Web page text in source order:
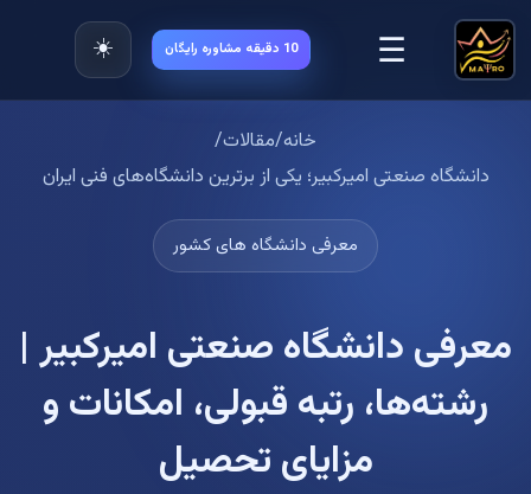
☰
☀️ 10 دقیقه مشاوره رایگان
خانه/مقالات/
دانشگاه صنعتی امیرکبیر؛ یکی از برترین دانشگاه‌های فنی ایران
معرفی دانشگاه های کشور
معرفی دانشگاه صنعتی امیرکبیر |
رشته‌ها، رتبه قبولی، امکانات و
مزایای تحصیل